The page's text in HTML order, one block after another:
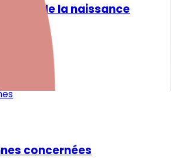
de la naissance
concernées